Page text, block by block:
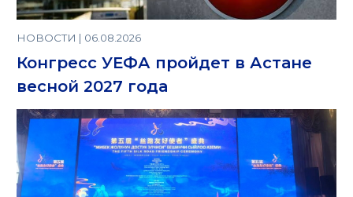
НОВОСТИ | 06.08.2026
Конгресс УЕФА пройдет в Астане
весной 2027 года